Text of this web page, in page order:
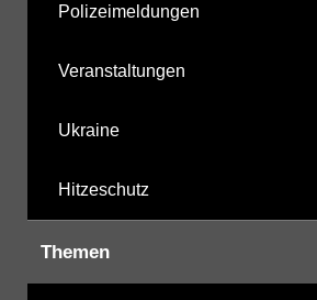
Polizeimeldungen
Veranstaltungen
Ukraine
Hitzeschutz
Themen